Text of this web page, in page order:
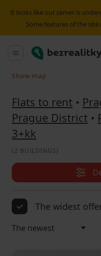
It looks like our server is
Some features of the
Main menu
Bezrealitky
Show map
Flats to rent •
Prague District •
3+kk
(2 BUILDINGS)
The widest